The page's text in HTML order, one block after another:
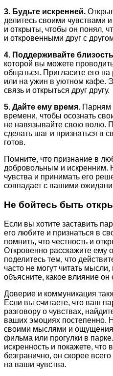
3. Будьте искренней.
делитесь своими чувствами
и открыты, чтобы он понял,
и откровенными друг с
4. Поддерживайте
которой вы можете
общаться. Пригласите его на
или на ужин в уютном кафе.
связь и открыться друг другу.
5. Дайте ему время. Парням
времени, чтобы осознать
не навязывайте свою волю.
сделать шаг и признаться в
готов.
Помните, что признание в
добровольным и искренним.
чувства и принимать его
совпадает с вашими
Не бойтесь быть
Если вы хотите заставить
его любите и признаться в
помнить, что честность и
Откровенно расскажите ему
поделитесь тем, что
часто не могут читать
объясните, какое влияние
Доверие и коммуникация
Если вы считаете, что ваш
разговору о чувствах,
ваших эмоциях постепенно.
своими мыслями и
фильма или прогулки в
искренность и покажете,
безгранично, он скорее
на ваши чувства.